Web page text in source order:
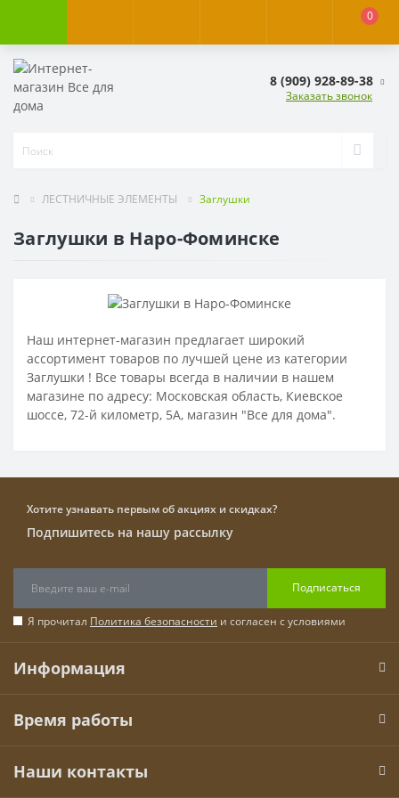
0
8 (909) 928-89-38
Заказать звонок
ЛЕСТНИЧНЫЕ ЭЛЕМЕНТЫ Заглушки
Заглушки в Наро-Фоминске
Наш интернет-магазин предлагает широкий
ассортимент товаров по лучшей цене из категории
Заглушки ! Все товары всегда в наличии в нашем
магазине по адресу: Московская область, Киевское
шоссе, 72-й километр, 5А, магазин "Все для дома".
Хотите узнавать первым об акциях и скидках?
Подпишитесь на нашу рассылку
Подписаться
Я прочитал Политика безопасности и согласен с условиями
Информация
Время работы
Наши контакты